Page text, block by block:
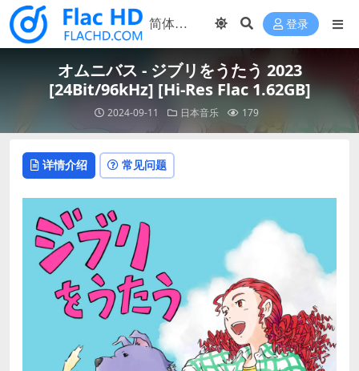
登录
オムニバス - ジブリをうたう 2023
[24Bit/96kHz] [Hi-Res Flac 1.62GB]
2024-09-11 日本音乐 179
详情介绍 常见问题